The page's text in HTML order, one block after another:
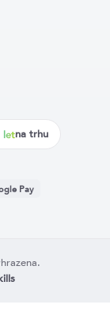
letna trhu
Pay